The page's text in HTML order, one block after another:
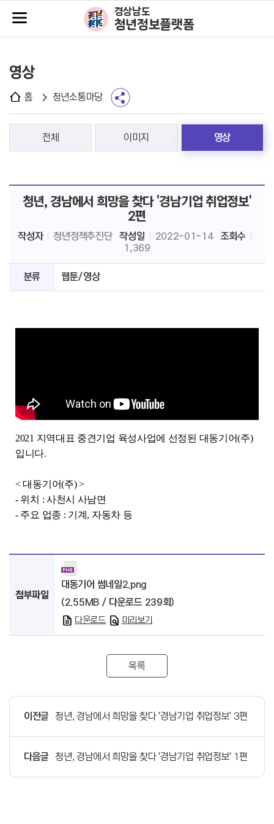
주메뉴바로가기
본문바로가기
경상남도
청년정보플랫폼
영상
홈 청년소통마당
전체 이미지 영상
청년, 경남에서 희망을 찾다 '경남기업 취업정보'
2편
작성자 청년정책추진단 작성일 2022-01-14
조회수
1,369
분류 웹툰/영상
2021 지역대표 중견기업 육성사업에 선정된 대동기어(주)
입니다.
< 대동기어(주) >
- 위치 : 사천시 사남면
- 주요 업종 : 기계, 자동차 등
첨부파일
대동기어 썸네일2.png
(2.55MB / 다운로드 239회)
다운로드 미리보기
목록
이전글 청년, 경남에서 희망을 찾다 '경남기업 취업정보' 3편
다음글 청년, 경남에서 희망을 찾다 '경남기업 취업정보' 1편